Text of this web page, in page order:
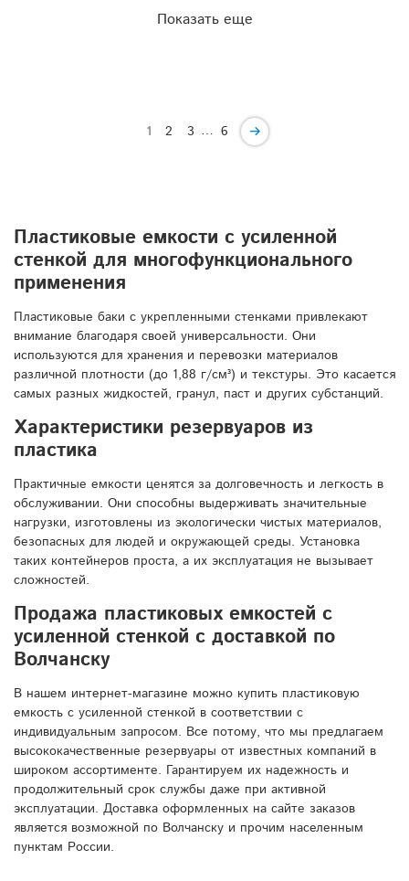
Показать еще
1 2 3 … 6
Пластиковые емкости с усиленной
стенкой для многофункционального
применения
Пластиковые баки с укрепленными стенками привлекают
внимание благодаря своей универсальности. Они
используются для хранения и перевозки материалов
различной плотности (до 1,88 г/см³) и текстуры. Это касается
самых разных жидкостей, гранул, паст и других субстанций.
Характеристики резервуаров из
пластика
Практичные емкости ценятся за долговечность и легкость в
обслуживании. Они способны выдерживать значительные
нагрузки, изготовлены из экологически чистых материалов,
безопасных для людей и окружающей среды. Установка
таких контейнеров проста, а их эксплуатация не вызывает
сложностей.
Продажа пластиковых емкостей с
усиленной стенкой с доставкой по
Волчанску
В нашем интернет-магазине можно купить пластиковую
емкость с усиленной стенкой в соответствии с
индивидуальным запросом. Все потому, что мы предлагаем
высококачественные резервуары от известных компаний в
широком ассортименте. Гарантируем их надежность и
продолжительный срок службы даже при активной
эксплуатации. Доставка оформленных на сайте заказов
является возможной по Волчанску и прочим населенным
пунктам России.